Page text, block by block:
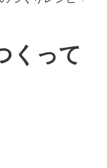
くって